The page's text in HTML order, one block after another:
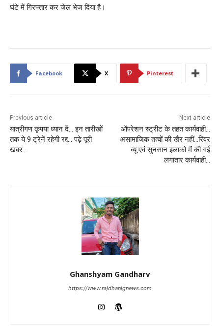
घंटे में गिरफ्तार कर जेल भेज दिया है।
Facebook X Pinterest
Previous article
यात्रीगण कृपया ध्यान दें… इन तारीखों
तक ये 9 ट्रेनें रहेगी रद्द… पढ़े पूरी
खबर…
Next article
ऑपरेशन स्ट्रीट के तहत कार्यवाही…
असामाजिक तत्वों की खैर नहीं…रिवर
व्यू एवं सुनसान इलाको में की गई
लगातार कार्यवाही…
Ghanshyam Gandharv
https://www.rajdhanignews.com